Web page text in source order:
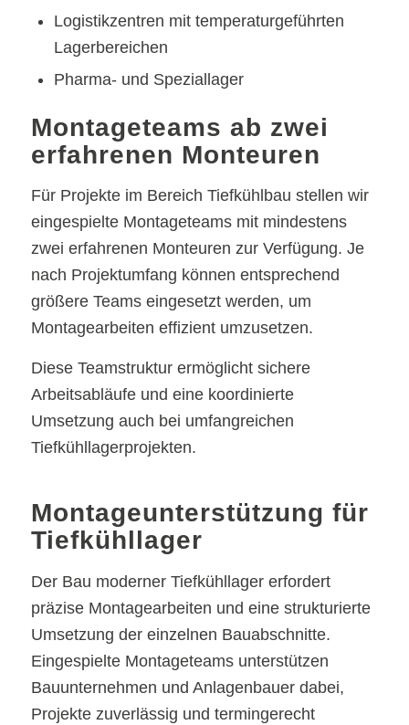
Logistikzentren mit temperaturgeführten
Lagerbereichen
Pharma- und Speziallager
Montageteams ab zwei
erfahrenen Monteuren
Für Projekte im Bereich Tiefkühlbau stellen wir
eingespielte Montageteams mit mindestens
zwei erfahrenen Monteuren zur Verfügung. Je
nach Projektumfang können entsprechend
größere Teams eingesetzt werden, um
Montagearbeiten effizient umzusetzen.
Diese Teamstruktur ermöglicht sichere
Arbeitsabläufe und eine koordinierte
Umsetzung auch bei umfangreichen
Tiefkühllagerprojekten.
Montageunterstützung für
Tiefkühllager
Der Bau moderner Tiefkühllager erfordert
präzise Montagearbeiten und eine strukturierte
Umsetzung der einzelnen Bauabschnitte.
Eingespielte Montageteams unterstützen
Bauunternehmen und Anlagenbauer dabei,
Projekte zuverlässig und termingerecht